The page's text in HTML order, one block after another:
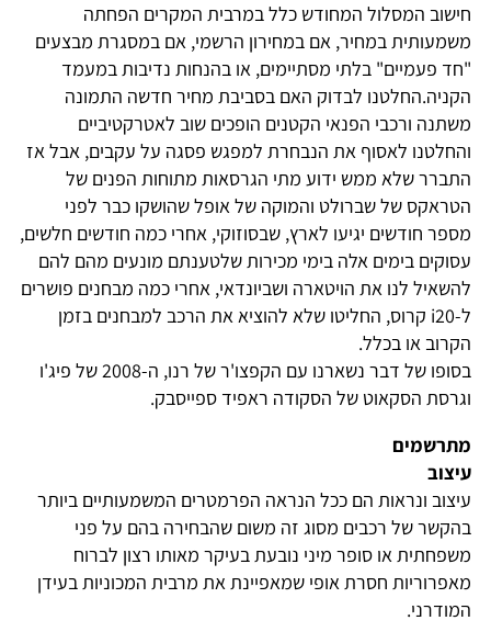
חישוב המסלול המחודש כלל במרבית המקרים הפחתה
משמעותית במחיר, אם במחירון הרשמי, אם במסגרת מבצעים
"חד פעמיים" בלתי מסתיימים, או בהנחות נדיבות במעמד
הקניה.החלטנו לבדוק האם בסביבת מחיר חדשה התמונה
משתנה ורכבי הפנאי הקטנים הופכים שוב לאטרקטיביים
והחלטנו לאסוף את הנבחרת למפגש פסגה על עקבים, אבל אז
התברר שלא ממש ידוע מתי הגרסאות מתוחות הפנים של
הטראקס של שברולט והמוקה של אופל שהושקו כבר לפני
מספר חודשים יגיעו לארץ, שבסוזוקי, אחרי כמה חודשים חלשים,
עסוקים בימים אלה בימי מכירות שלטענתם מונעים מהם להם
להשאיל לנו את הויטארה ושביונדאי, אחרי כמה מבחנים פושרים
ל-i20 קרוס, החליטו שלא להוציא את הרכב למבחנים בזמן
הקרוב או בכלל.
בסופו של דבר נשארנו עם הקפצו'ר של רנו, ה-2008 של פיג'ו
וגרסת הסקאוט של הסקודה ראפיד ספייסבק.
מתרשמים
עיצוב
עיצוב ונראות הם ככל הנראה הפרמטרים המשמעותיים ביותר
בהקשר של רכבים מסוג זה משום שהבחירה בהם על פני
משפחתית או סופר מיני נובעת בעיקר מאותו רצון לברוח
מאפרוריות חסרת אופי שמאפיינת את מרבית המכוניות בעידן
המודרני.